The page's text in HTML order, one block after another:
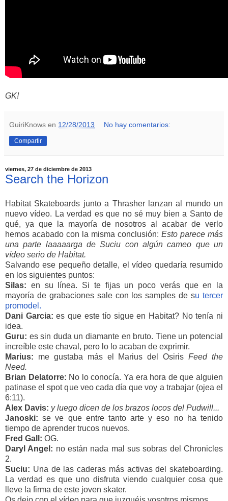
GK!
GuiriKnows en 12/28/2013 No hay comentarios:
Compartir
viernes, 27 de diciembre de 2013
Search the Horizon
Habitat Skateboards junto a Thrasher lanzan al mundo un
nuevo vídeo. La verdad es que no sé muy bien a Santo de
qué, ya que la mayoría de nosotros al acabar de verlo
hemos acabado con la misma conclusión: Esto parece más
una parte laaaaarga de Suciu con algún cameo que un
vídeo serio de Habitat.
Salvando ese pequeño detalle, el vídeo quedaría resumido
en los siguientes puntos:
Silas: en su línea. Si te fijas un poco verás que en la
mayoría de grabaciones sale con los samples de su tercer
promodel.
Dani Garcia:es que este tío sigue en Habitat? No tenía ni
idea.
Guru: es sin duda un diamante en bruto. Tiene un potencial
increíble este chaval, pero lo lo acaban de exprimir.
Marius: me gustaba más el Marius del OsirisFeed the
Need.
Brian Delatorre: No lo conocía. Ya era hora de que alguien
patinase el spot que veo cada día que voy a trabajar (ojea el
6:11).
Alex Davis: y luego dicen de los brazos locos del Pudwill...
Janoski:se ve que entre tanto arte y eso no ha tenido
tiempo de aprender trucos nuevos.
Fred Gall: OG.
Daryl Angel: no están nada mal sus sobras del Chronicles
2.
Suciu: Una de las caderas más activas del skateboarding.
La verdad es que uno disfruta viendo cualquier cosa que
lleve la firma de este joven skater.